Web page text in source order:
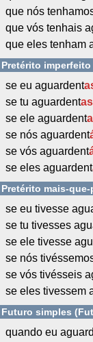
que nós
que vós tenhais
que eles tenham
Pretérito
se eu aguardent
se tu aguardent
se ele aguardent
se nós aguardent
se vós aguardent
se eles aguardent
Pretérito mais-
se eu tivesse
se tu tivesses
se ele tivesse
se nós
se vós tivésseis
se eles tivessem
Futuro simples
quando eu